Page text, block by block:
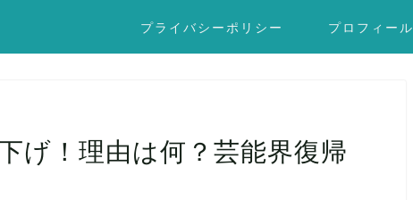
プライバシーポリシー プロフィール
げ！理由は何？芸能界復帰